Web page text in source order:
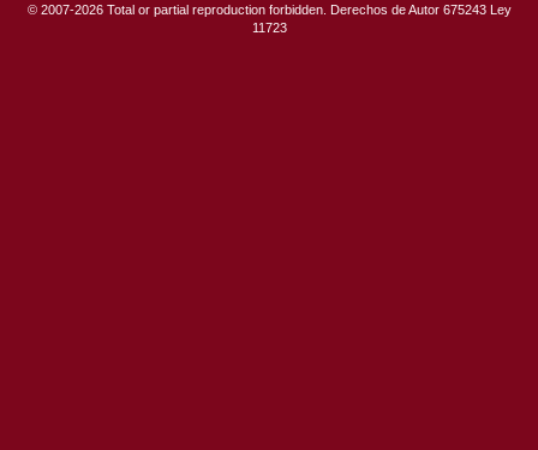
© 2007-2026 Total or partial reproduction forbidden. Derechos de Autor 675243 Ley
11723